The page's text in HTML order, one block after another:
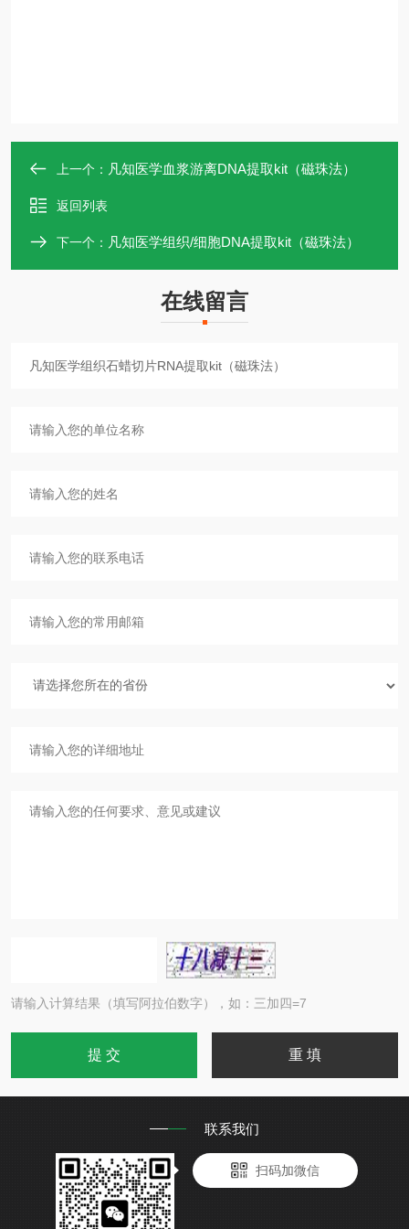
上一个： 凡知医学血浆游离DNA提取kit（磁珠法）
返回列表
下一个： 凡知医学组织/细胞DNA提取kit（磁珠法）
在线留言
请输入计算结果（填写阿拉伯数字），如：三加四=7
联系我们
扫码加微信